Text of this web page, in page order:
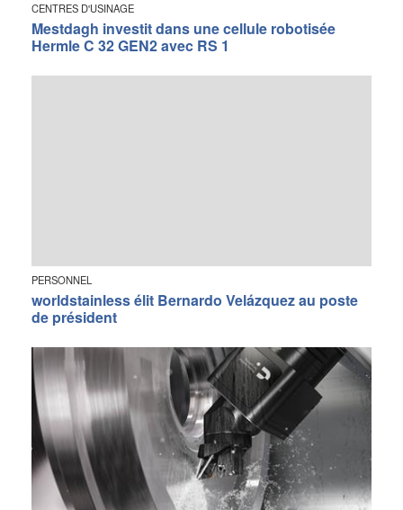
CENTRES D'USINAGE
Mestdagh investit dans une cellule robotisée
Hermle C 32 GEN2 avec RS 1
PERSONNEL
worldstainless élit Bernardo Velázquez au poste
de président